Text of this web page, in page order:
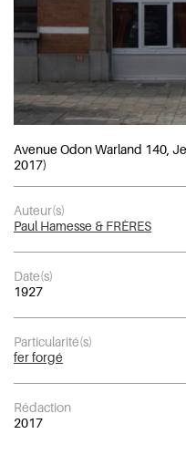
Avenue Odon Warland 140,
2017)
Auteur(s)
Paul Hamesse & FRÈRES
Date(s)
1927
Particularité(s)
fer forgé
Rédaction
2017